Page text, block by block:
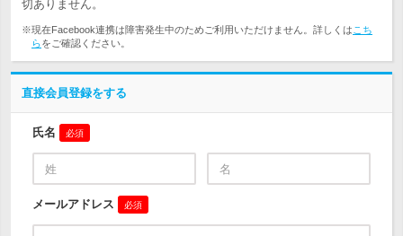
切ありません。
※現在Facebook連携は障害発生中のためご利用いただけません。詳しくは こち
らをご確認ください。
直接会員登録をする
氏名 必須
メールアドレス 必須